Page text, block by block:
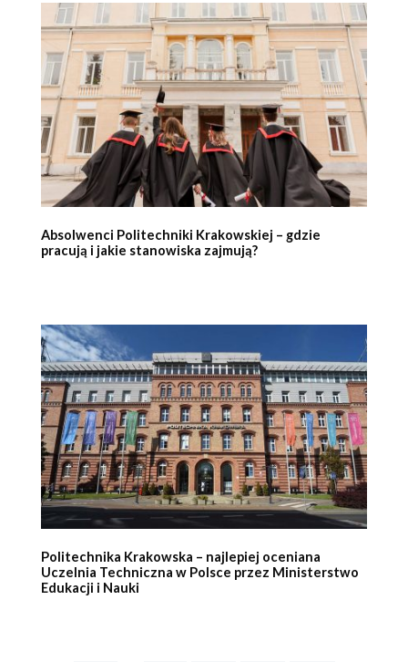
Absolwenci Politechniki Krakowskiej – gdzie
pracują i jakie stanowiska zajmują?
Politechnika Krakowska – najlepiej oceniana
Uczelnia Techniczna w Polsce przez Ministerstwo
Edukacji i Nauki